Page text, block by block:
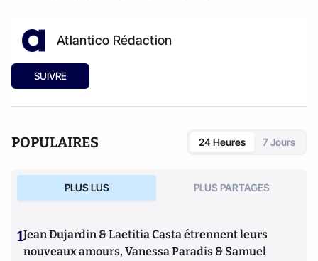
Atlantico Rédaction
SUIVRE
POPULAIRES 24 Heures 7 Jours
PLUS LUS PLUS PARTAGES
1Jean Dujardin & Laetitia Casta étrennent leurs
nouveaux amours, Vanessa Paradis & Samuel